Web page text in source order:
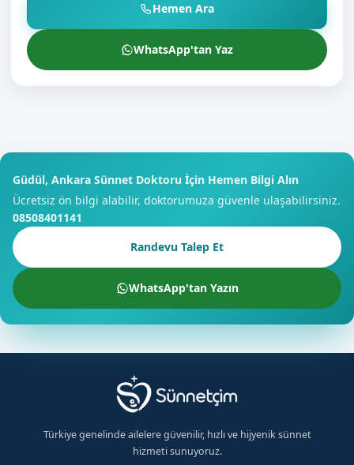
Hemen Ara
WhatsApp'tan Yaz
Güdül, Ankara Sünnet Doktoru İçin Hemen Bilgi Alın
Ücretsiz ön bilgi alabilir, doktorumuza güvenle ulaşabilirsiniz.
08508401141
Randevu Talep Et
WhatsApp'tan Yazın
Türkiye genelinde ailelere güvenilir, hızlı ve hijyenik sünnet
hizmeti sunuyoruz.